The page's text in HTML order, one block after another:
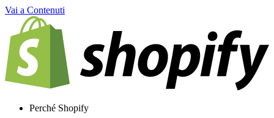
Vai a Contenuti
Perché Shopify